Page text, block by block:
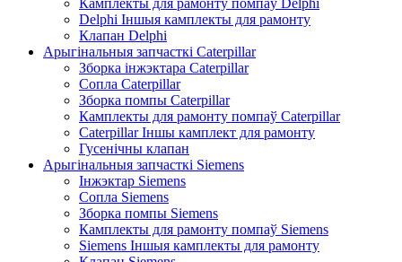
Delphi Іншыя камплекты для рамонту
Клапан Delphi
Арыгінальныя запчасткі Caterpillar
Зборка інжэктара Caterpillar
Сопла Caterpillar
Зборка помпы Caterpillar
Камплекты для рамонту помпаў Caterpillar
Caterpillar Іншы камплект для рамонту
Гусенічны клапан
Арыгінальныя запчасткі Siemens
Інжэктар Siemens
Сопла Siemens
Зборка помпы Siemens
Камплекты для рамонту помпаў Siemens
Siemens Іншыя камплекты для рамонту